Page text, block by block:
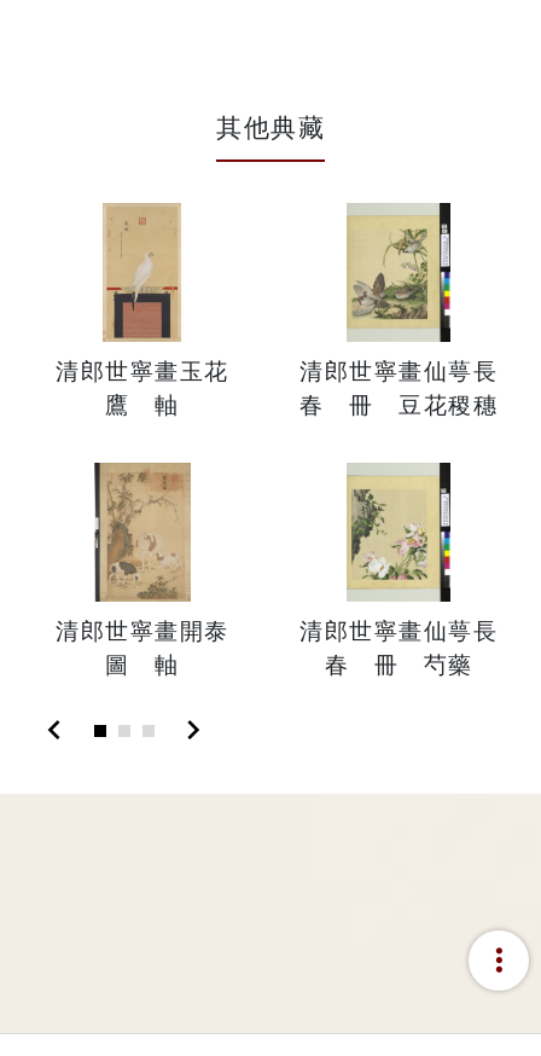
其他典藏
清郎世寧畫玉花
鷹 軸
清郎世寧畫仙萼長
春 冊 豆花稷穗
清郎世寧畫開泰
圖 軸
清郎世寧畫仙萼長
春 冊 芍藥
chevron_left chevron_right
more_vert